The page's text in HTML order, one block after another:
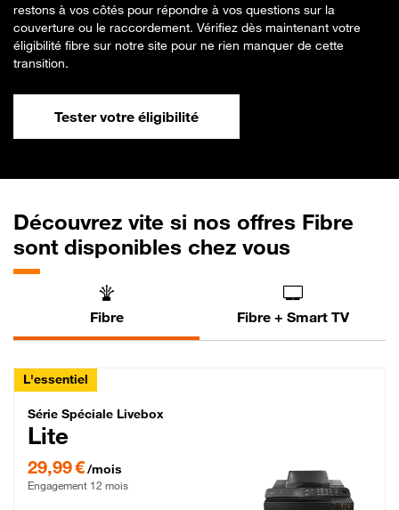
restons à vos côtés pour répondre à vos questions sur la
couverture ou le raccordement. Vérifiez dès maintenant votre
éligibilité fibre sur notre site pour ne rien manquer de cette
transition.
Tester votre éligibilité
Découvrez vite si nos offres Fibre
sont disponibles chez vous
Fibre Fibre + Smart TV
L'essentiel
Série Spéciale Livebox Lite Fibre
Série Spéciale Livebox
Lite
29,99 €/mois
Engagement 12 mois